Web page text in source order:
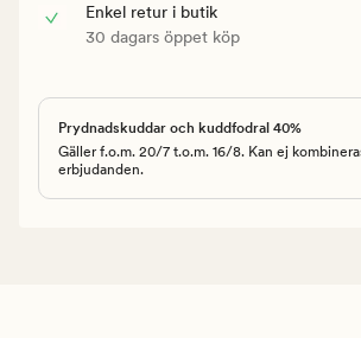
Enkel retur i butik
30 dagars öppet köp
Prydnadskuddar och kuddfodral 40%
Gäller f.o.m. 20/7 t.o.m. 16/8. Kan ej
erbjudanden.